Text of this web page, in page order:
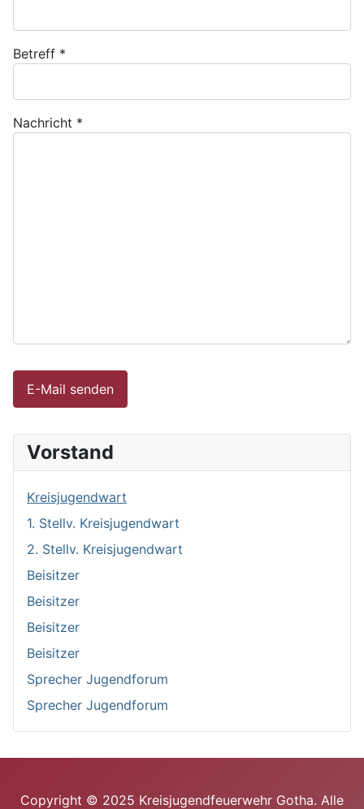
Vorstand
Kreisjugendwart
1. Stellv. Kreisjugendwart
2. Stellv. Kreisjugendwart
Beisitzer
Beisitzer
Beisitzer
Beisitzer
Sprecher Jugendforum
Sprecher Jugendforum
Betreff *
Nachricht *
E-Mail senden
Copyright © 2025 Kreisjugendfeuerwehr Gotha. Alle